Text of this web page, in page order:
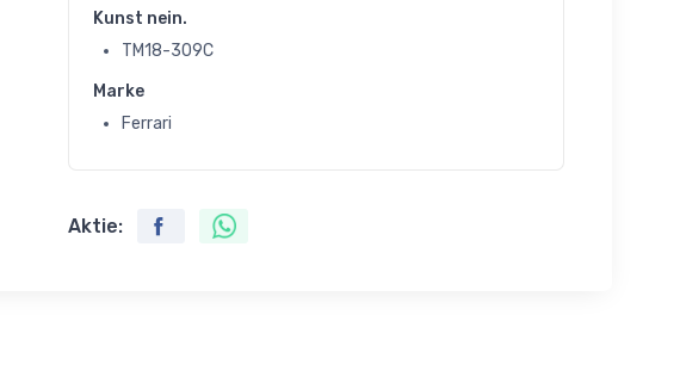
Kunst nein.
TM18-309C
Marke
Ferrari
Aktie: